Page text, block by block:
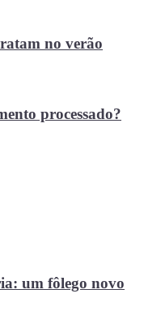
no verão
processado?
um fôlego novo